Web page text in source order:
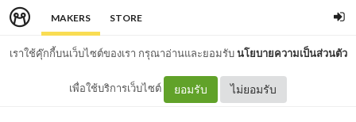
MAKERS STORE
เราใช้คุ๊กกี้บนเว็บไซต์ของเรา กรุณาอ่านและยอมรับนโยบายความเป็นส่วนตัว
เพื่อใช้บริการเว็บไซต์ ยอมรับ ไม่ยอมรับ